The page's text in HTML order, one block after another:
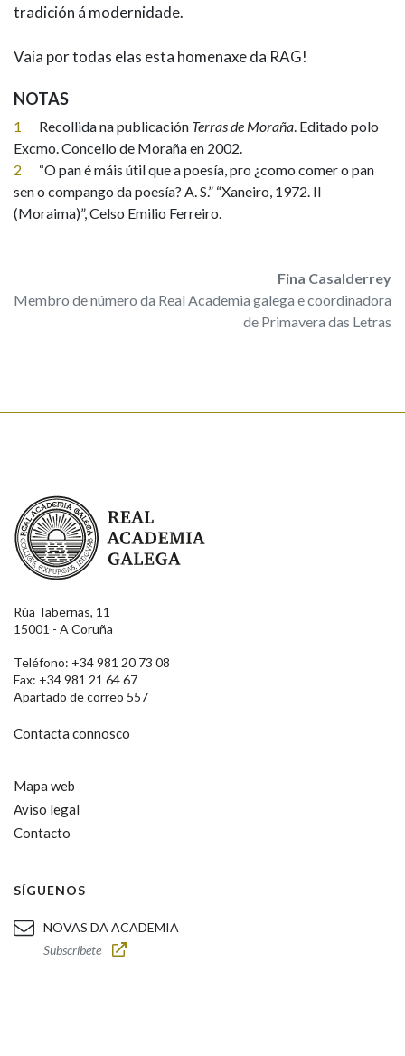
tradición á modernidade.
Vaia por todas elas esta homenaxe da RAG!
NOTAS
1 Recollida na publicación Terras de Moraña. Editado polo
Excmo. Concello de Moraña en 2002.
2
“O pan é máis útil que a poesía, pro ¿como comer o pan
sen o compango da poesía? A. S.” “Xaneiro, 1972. II
(Moraima)”, Celso Emilio Ferreiro.
Fina Casalderrey
Membro de número da Real Academia galega e coordinadora
de Primavera das Letras
Real Academia Galega
Rúa Tabernas, 11
15001 - A Coruña
Teléfono: +34 981 20 73 08
Fax: +34 981 21 64 67
Apartado de correo 557
Contacta connosco
Mapa web
Aviso legal
Contacto
SÍGUENOS
NOVAS DA ACADEMIA
Subscríbete